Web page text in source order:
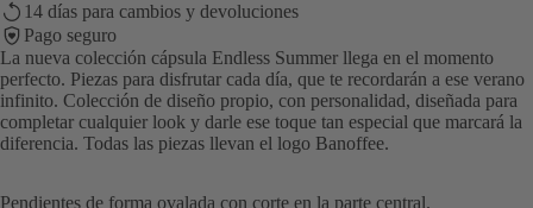
14 días para cambios y devoluciones
Pago seguro
La nueva colección cápsula Endless Summer llega en el momento
perfecto. Piezas para disfrutar cada día, que te recordarán a ese verano
infinito. Colección de diseño propio, con personalidad, diseñada para
completar cualquier look y darle ese toque tan especial que marcará la
diferencia. Todas las piezas llevan el logo Banoffee.
Pendientes de forma ovalada con corte en la parte central.